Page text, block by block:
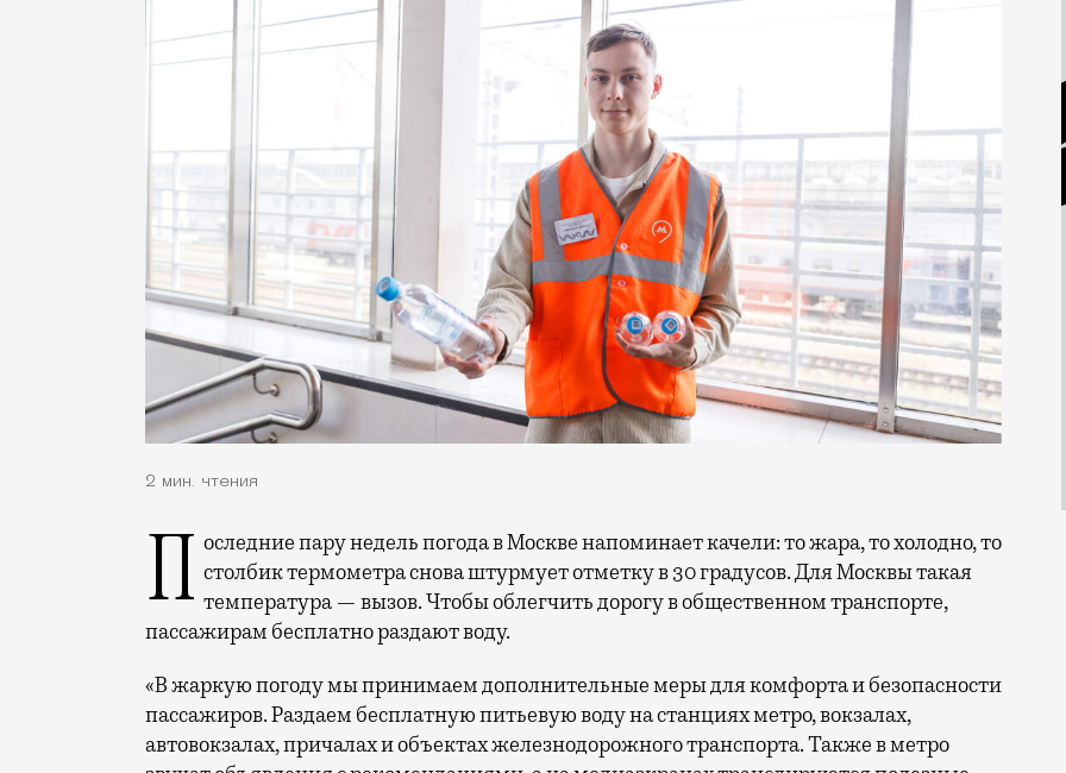
2 мин. чтения
Последние пару недель погода в Москве напоминает качели: то жара, то холодно, то столбик термометра снова штурмует отметку в 30 градусов. Для Москвы такая
температура — вызов. Чтобы облегчить дорогу в общественном транспорте,
пассажирам бесплатно раздают воду.
«В жаркую погоду мы принимаем дополнительные меры для комфорта и безопасности
пассажиров. Раздаем бесплатную питьевую воду на станциях метро, вокзалах,
автовокзалах, причалах и объектах железнодорожного транспорта. Также в метро